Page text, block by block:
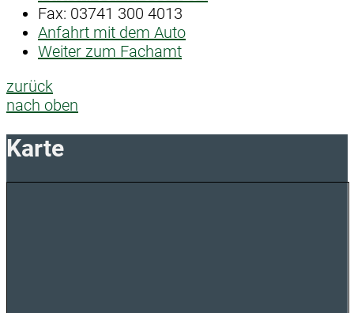
Fax: 03741 300 4013
Anfahrt mit dem Auto
Weiter zum Fachamt
zurück
nach oben
Karte